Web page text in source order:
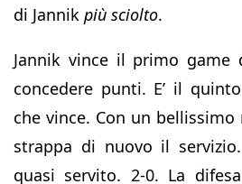
di Jannik più sciolto.
Jannik vince il primo game
concedere punti. E’ il
che vince. Con un
strappa di nuovo il
quasi servito. 2-0. La